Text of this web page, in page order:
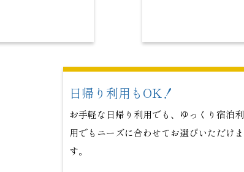
日帰り利用もOK！
お手軽な日帰り利用でも、ゆっくり宿泊利
用でもニーズに合わせてお選びいただけま
す。